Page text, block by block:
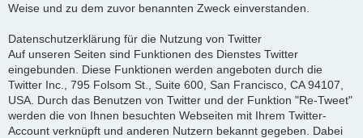
Weise und zu dem zuvor benannten Zweck einverstanden.
Datenschutzerklärung für die Nutzung von Twitter
Auf unseren Seiten sind Funktionen des Dienstes Twitter
eingebunden. Diese Funktionen werden angeboten durch die
Twitter Inc., 795 Folsom St., Suite 600, San Francisco, CA 94107,
USA. Durch das Benutzen von Twitter und der Funktion "Re-Tweet"
werden die von Ihnen besuchten Webseiten mit Ihrem Twitter-
Account verknüpft und anderen Nutzern bekannt gegeben. Dabei